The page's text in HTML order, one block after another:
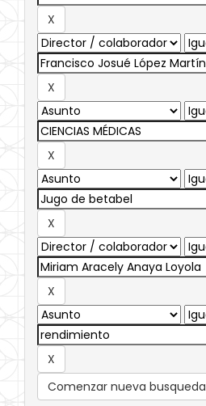
Comenzar nueva busqueda